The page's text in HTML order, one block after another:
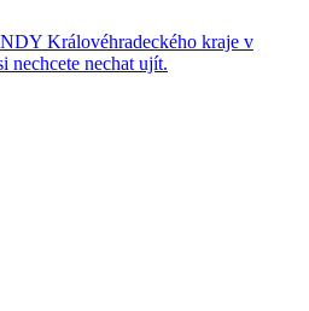
Královéhradeckého kraje v
nechcete nechat ujít.